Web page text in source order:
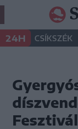
24H CSÍKSZÉK